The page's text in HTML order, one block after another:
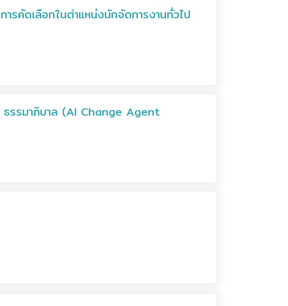
รคัดเลือกในตำแหน่งนักจัดการงานทั่วไป
รรมาภิบาล (AI Change Agent